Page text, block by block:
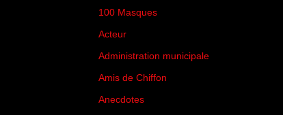
100 Masques
Acteur
Administration municipale
Amis de Chiffon
Anecdotes